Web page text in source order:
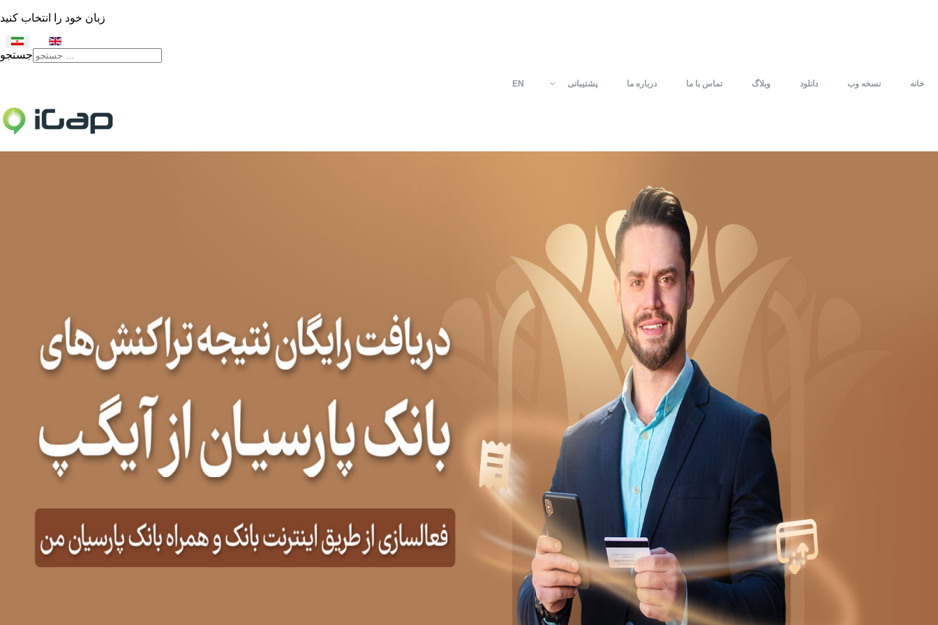
زبان خود را انتخاب کنید
جستجو
خانه نسخه وب دانلود وبلاگ تماس با ما درباره ما پشتیبانی EN